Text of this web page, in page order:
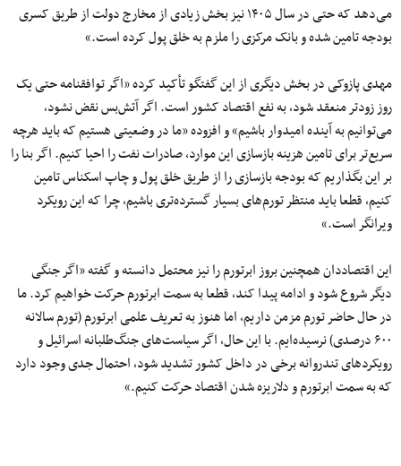
می‌دهد که حتی در سال ۱۴۰۵ نیز بخش زیادی از مخارج دولت از طریق کسری
بودجه تامین شده و بانک مرکزی را ملزم به خلق پول کرده است.»
مهدی پازوکی در بخش دیگری از این گفتگو تأکید کرده «اگر توافقنامه حتی یک
روز زودتر منعقد شود، به نفع اقتصاد کشور است. اگر آتش‌بس نقض نشود،
می‌توانیم به آینده امیدوار باشیم» و افزوده «ما در وضعیتی هستیم که باید هرچه
سریع‌تر برای تامین هزینه بازسازی این موارد، صادرات نفت را احیا کنیم. اگر بنا را
بر این بگذاریم که بودجه بازسازی را از طریق خلق پول و چاپ اسکناس تامین
کنیم، قطعا باید منتظر تورم‌های بسیار گسترده‌تری باشیم، چرا که این رویکرد
ویرانگر است.»
این اقتصاددان همچنین بروز ابرتورم را نیز محتمل دانسته و گفته «اگر جنگی
دیگر شروع شود و ادامه پیدا کند، قطعا به سمت ابرتورم حرکت خواهیم کرد. ما
در حال حاضر تورم مزمن داریم، اما هنوز به تعریف علمی ابرتورم (تورم سالانه
۶۰۰ درصدی) نرسیده‌ایم. با این حال، اگر سیاست‌های جنگ‌طلبانه اسرائیل و
رویکردهای تندروانه برخی در داخل کشور تشدید شود، احتمال جدی وجود دارد
که به سمت ابرتورم و دلاریزه شدن اقتصاد حرکت کنیم.»